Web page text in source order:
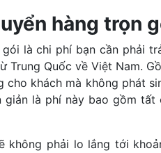
hàng trọn
là chi phí bạn cần phải
Quốc về Việt Nam.
cho khách mà không phát
giản là phí này bao gồm
không phải lo lắng tới